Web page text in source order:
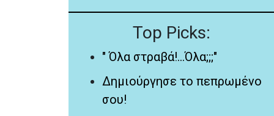
Top Picks:
" Όλα στραβά!...Όλα;;;"
Δημιούργησε το πεπρωμένο
σου!